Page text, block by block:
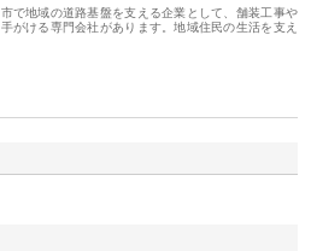
で地域の道路基盤を支える企業として、舗装工事や
がける専門会社があります。地域住民の生活を支え